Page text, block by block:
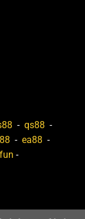
- qs88 -
- ea88 -
-